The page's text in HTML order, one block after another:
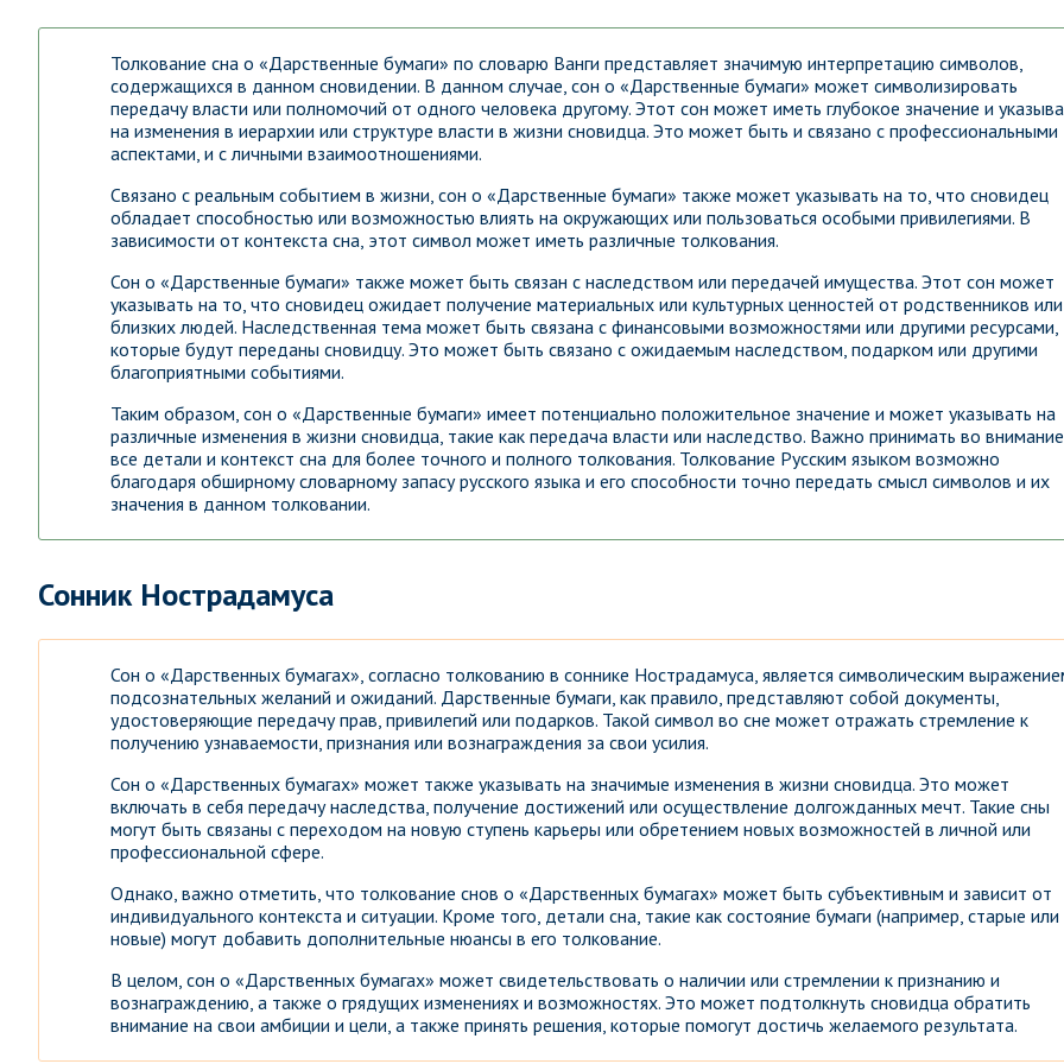
Толкование сна о «Дарственные бумаги» по словарю Ванги представляет значимую интерпретацию символов,
содержащихся в данном сновидении. В данном случае, сон о «Дарственные бумаги» может символизировать
передачу власти или полномочий от одного человека другому. Этот сон может иметь глубокое значение и
на изменения в иерархии или структуре власти в жизни сновидца. Это может быть и связано с профессиональными
аспектами, и с личными взаимоотношениями.
Связано с реальным событием в жизни, сон о «Дарственные бумаги» также может указывать на то, что сновидец
обладает способностью или возможностью влиять на окружающих или пользоваться особыми привилегиями. В
зависимости от контекста сна, этот символ может иметь различные толкования.
Сон о «Дарственные бумаги» также может быть связан с наследством или передачей имущества. Этот сон может
указывать на то, что сновидец ожидает получение материальных или культурных ценностей от родственников или
близких людей. Наследственная тема может быть связана с финансовыми возможностями или другими ресурсами,
которые будут переданы сновидцу. Это может быть связано с ожидаемым наследством, подарком или другими
благоприятными событиями.
Таким образом, сон о «Дарственные бумаги» имеет потенциально положительное значение и может указывать на
различные изменения в жизни сновидца, такие как передача власти или наследство. Важно принимать во внимание
все детали и контекст сна для более точного и полного толкования. Толкование Русским языком возможно
благодаря обширному словарному запасу русского языка и его способности точно передать смысл символов и их
значения в данном толковании.
Сонник Нострадамуса
Сон о «Дарственных бумагах», согласно толкованию в соннике Нострадамуса, является символическим
подсознательных желаний и ожиданий. Дарственные бумаги, как правило, представляют собой документы,
удостоверяющие передачу прав, привилегий или подарков. Такой символ во сне может отражать стремление к
получению узнаваемости, признания или вознаграждения за свои усилия.
Сон о «Дарственных бумагах» может также указывать на значимые изменения в жизни сновидца. Это может
включать в себя передачу наследства, получение достижений или осуществление долгожданных мечт. Такие сны
могут быть связаны с переходом на новую ступень карьеры или обретением новых возможностей в личной или
профессиональной сфере.
Однако, важно отметить, что толкование снов о «Дарственных бумагах» может быть субъективным и зависит от
индивидуального контекста и ситуации. Кроме того, детали сна, такие как состояние бумаги (например, старые или
новые) могут добавить дополнительные нюансы в его толкование.
В целом, сон о «Дарственных бумагах» может свидетельствовать о наличии или стремлении к признанию и
вознаграждению, а также о грядущих изменениях и возможностях. Это может подтолкнуть сновидца обратить
внимание на свои амбиции и цели, а также принять решения, которые помогут достичь желаемого результата.